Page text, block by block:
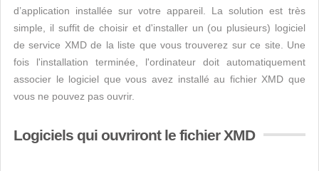
d’application installée sur votre appareil. La solution est très
simple, il suffit de choisir et d'installer un (ou plusieurs) logiciel
de service XMD de la liste que vous trouverez sur ce site. Une
fois l'installation terminée, l'ordinateur doit automatiquement
associer le logiciel que vous avez installé au fichier XMD que
vous ne pouvez pas ouvrir.
Logiciels qui ouvriront le fichier XMD